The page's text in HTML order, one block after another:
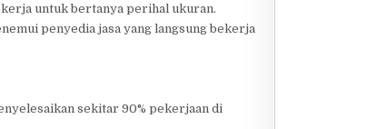
untuk bertanya perihal ukuran.
penyedia jasa yang langsung bekerja
sekitar 90% pekerjaan di